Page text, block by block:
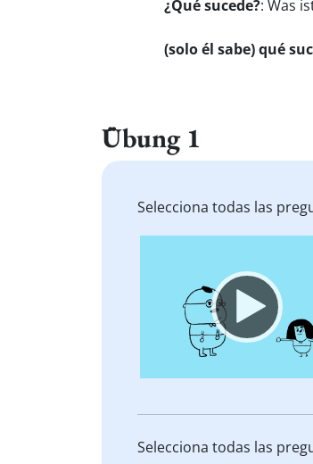
¿Qué sucede?: Was
(solo él sabe) qué
Übung 1
Selecciona todas las
Selecciona todas las